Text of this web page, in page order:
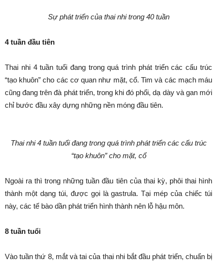
Sự phát triển của thai nhi trong 40 tuần
4 tuần đầu tiên
Thai nhi 4 tuần tuổi đang trong quá trình phát triển các cấu trúc
“tạo khuôn” cho các cơ quan như mặt, cổ. Tim và các mạch máu
cũng đang trên đà phát triển, trong khi đó phổi, dạ dày và gan mới
chỉ bước đầu xây dựng những nền móng đầu tiên.
Thai nhi 4 tuần tuổi đang trong quá trình phát triển các cấu trúc
“tạo khuôn” cho mặt, cổ
Ngoài ra thì trong những tuần đầu tiên của thai kỳ, phôi thai hình
thành một dạng túi, được gọi là gastrula. Tại mép của chiếc túi
này, các tế bào dần phát triển hình thành nên lỗ hậu môn.
8 tuần tuổi
Vào tuần thứ 8, mắt và tai của thai nhi bắt đầu phát triển, chuẩn bị